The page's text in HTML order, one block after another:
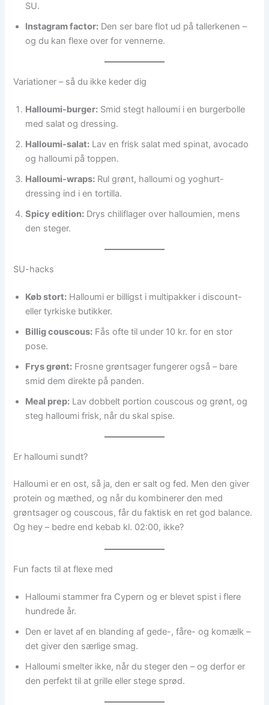
SU.
Instagram factor: Den ser bare flot ud på tallerkenen –
og du kan flexe over for vennerne.
Variationer – så du ikke keder dig
Halloumi-burger: Smid stegt halloumi i en burgerbolle
med salat og dressing.
Halloumi-salat: Lav en frisk salat med spinat, avocado
og halloumi på toppen.
Halloumi-wraps: Rul grønt, halloumi og yoghurt-
dressing ind i en tortilla.
Spicy edition: Drys chiliflager over halloumien, mens
den steger.
SU-hacks
Køb stort: Halloumi er billigst i multipakker i discount-
eller tyrkiske butikker.
Billig couscous: Fås ofte til under 10 kr. for en stor
pose.
Frys grønt: Frosne grøntsager fungerer også – bare
smid dem direkte på panden.
Meal prep: Lav dobbelt portion couscous og grønt, og
steg halloumi frisk, når du skal spise.
Er halloumi sundt?
Halloumi er en ost, så ja, den er salt og fed. Men den giver
protein og mæthed, og når du kombinerer den med
grøntsager og couscous, får du faktisk en ret god balance.
Og hey – bedre end kebab kl. 02:00, ikke?
Fun facts til at flexe med
Halloumi stammer fra Cypern og er blevet spist i flere
hundrede år.
Den er lavet af en blanding af gede-, fåre- og komælk –
det giver den særlige smag.
Halloumi smelter ikke, når du steger den – og derfor er
den perfekt til at grille eller stege sprød.